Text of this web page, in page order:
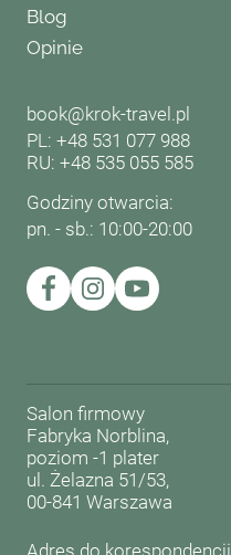
book@krok-travel.pl
PL: +48 531 077 988
RU: +48 535 055 585
Godziny otwarcia:
pn. - sb.: 10:00-20:00
Blog
Opinie
Salon firmowy
Fabryka Norblina,
poziom -1 plater
ul. Żelazna 51/53,
00-841 Warszawa